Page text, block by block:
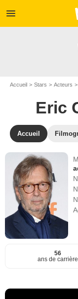
menu
Accueil Stars Acteurs
Eric
Accueil
56
ans de carrière